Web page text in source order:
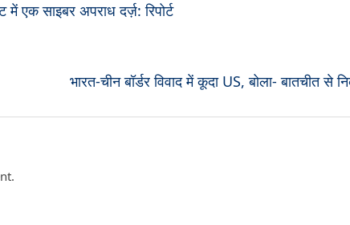
एक साइबर अपराध दर्ज़: रिपोर्ट
भारत-चीन बॉर्डर विवाद में कूदा US, बोला- बातचीत से